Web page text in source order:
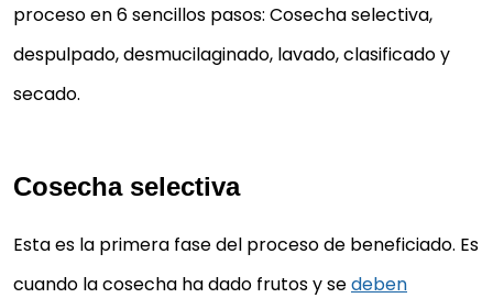
proceso en 6 sencillos pasos: Cosecha selectiva,
despulpado, desmucilaginado, lavado, clasificado y
secado.
Cosecha selectiva
Esta es la primera fase del proceso de beneficiado. Es
cuando la cosecha ha dado frutos y sedeben